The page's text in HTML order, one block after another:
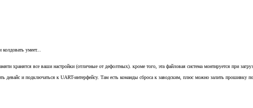
умеет...
хранятся все ваши настройки (отличные от дефолтных). кроме того, эта файловая система монтируется при
и подключаться к UART-интерфейсу. Там есть команды сброса к заводским, плюс можно залить прошивку